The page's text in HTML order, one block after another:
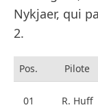
Nykjaer, qui
2.
Pos. Pilote
01 R. Huff